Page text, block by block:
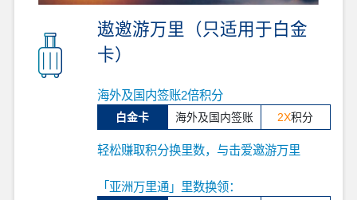
遨邀游万里（只适用于白金
卡）
海外及国内签账2倍积分
白金卡 海外及国内签账 2X积分
轻松赚取积分换里数，与击爱邀游万里
「亚洲万里通」里数换领：